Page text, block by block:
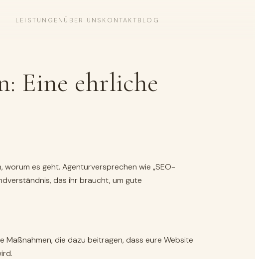
LEISTUNGEN ÜBER UNS KONTAKTBLOG
Eine ehrliche
es geht. Agenturversprechen wie „SEO-
das ihr braucht, um gute
die dazu beitragen, dass eure Website